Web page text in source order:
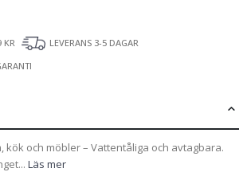
KR
LEVERANS 3-5 DAGAR
kök och möbler – Vattentåliga och avtagbara.
Läs mer